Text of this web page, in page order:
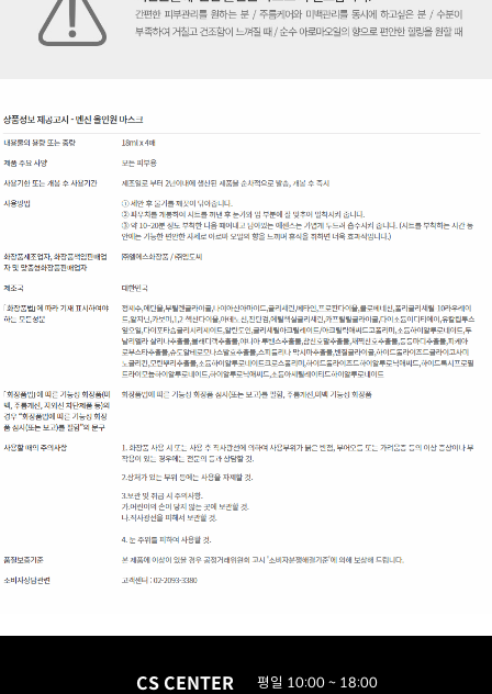
CS CENTER 평일 10:00 ~ 18:00